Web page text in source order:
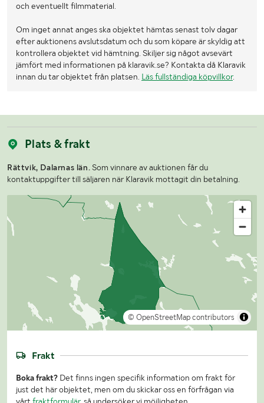
och eventuellt filmmaterial.
Om inget annat anges ska objektet hämtas senast tolv dagar
efter auktionens avslutsdatum och du som köpare är skyldig att
kontrollera objektet vid hämtning. Skiljer sig något avsevärt
jämfört med informationen på klaravik.se? Kontakta då Klaravik
innan du tar objektet från platsen. Läs fullständiga köpvillkor.
Plats & frakt
Rättvik, Dalarnas län. Som vinnare av auktionen får du
kontaktuppgifter till säljaren när Klaravik mottagit din betalning.
© OpenStreetMap contributors
Frakt
Boka frakt? Det finns ingen specifik information om frakt för
just det här objektet, men om du skickar oss en förfrågan via